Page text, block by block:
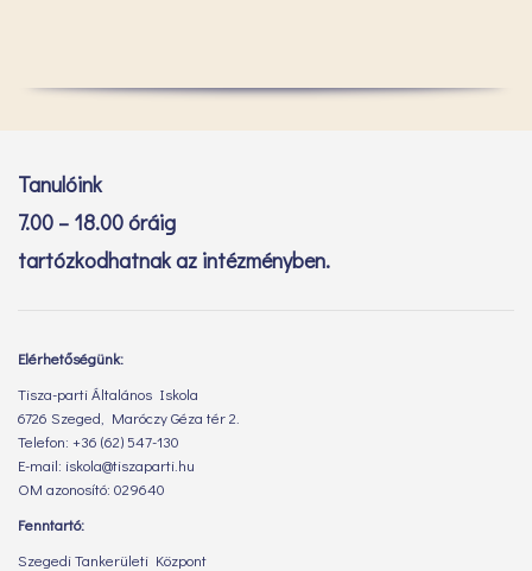
Tanulóink
7.00 – 18.00 óráig
tartózkodhatnak az intézményben.
Elérhetőségünk:
Tisza-parti Általános Iskola
6726 Szeged, Maróczy Géza tér 2.
Telefon: +36 (62) 547-130
E-mail: iskola@tiszaparti.hu
OM azonosító: 029640
Fenntartó:
Szegedi Tankerületi Központ